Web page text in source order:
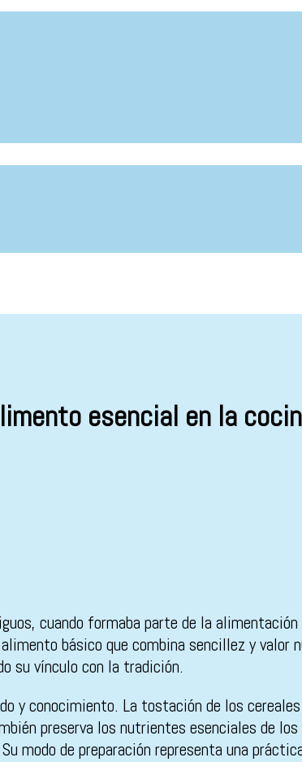
esencial en la
cuando formaba parte de la
básico que combina sencillez y valor
su vínculo con la tradición.
y conocimiento. La tostación de los
preserva los nutrientes esenciales de
modo de preparación representa una